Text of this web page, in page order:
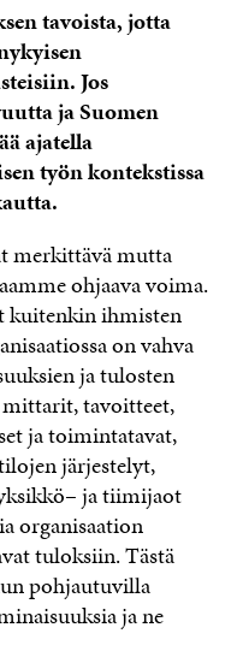
tavoista, jotta
Jos
ja Suomen
ajatella
työn kontekstissa
merkittävämutta
ohjaava voima.
kuitenkin ihmisten
on vahva
ja tulosten
tavoitteet,
ja toimintatavat,
järjestelyt,
ö– ja tiimijaot
organisaation
tuloksiin. Tästä
pohjautuvilla
ja ne